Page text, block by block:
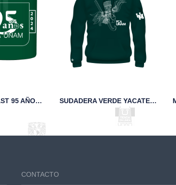
TAZA SAND BLAST 95 AÑOS FCA UNAM VERDE SUDADERA VERDE YACATECUHTLI FCA UNAM
CONTACTO